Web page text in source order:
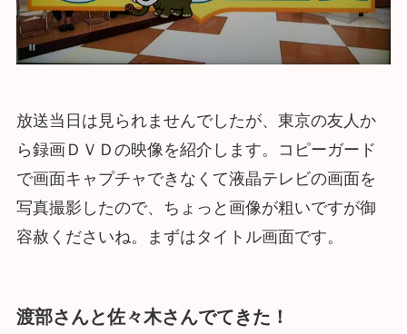
放送当日は見られませんでしたが、東京の友人か
ら録画ＤＶＤの映像を紹介します。コピーガード
で画面キャプチャできなくて液晶テレビの画面を
写真撮影したので、ちょっと画像が粗いですが御
容赦くださいね。まずはタイトル画面です。
渡部さんと佐々木さんでてきた！